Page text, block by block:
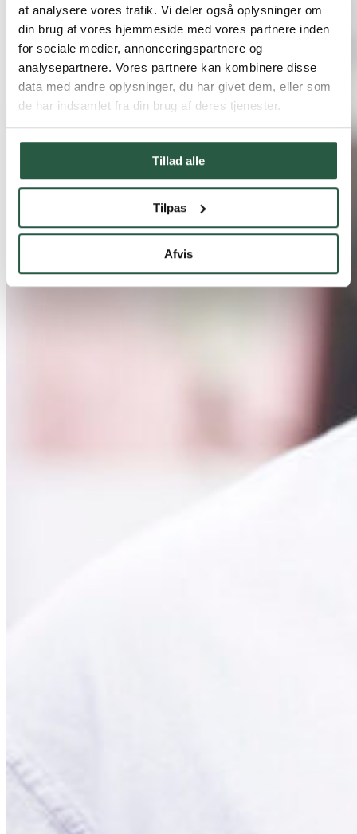
at analysere vores trafik. Vi deler også oplysninger om
din brug af vores hjemmeside med vores partnere inden
for sociale medier, annonceringspartnere og
analysepartnere. Vores partnere kan kombinere disse
data med andre oplysninger, du har givet dem, eller som
de har indsamlet fra din brug af deres tjenester.
Tillad alle
Tilpas
Afvis